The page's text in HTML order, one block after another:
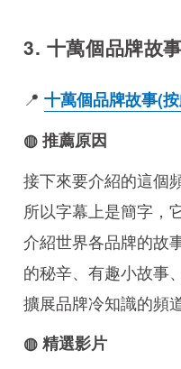
3. 十萬個品牌故事
📍 十萬個品牌故事(
◍ 推薦原因
接下來要介紹的這個
所以字幕上是簡字，
介紹世界各品牌的故
的秘辛、有趣小故事
擴展品牌冷知識的頻
◍ 精選影片